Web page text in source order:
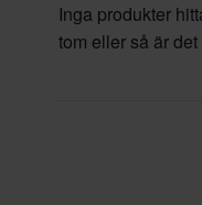
Inga produkter
tom eller så är